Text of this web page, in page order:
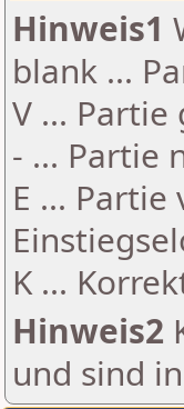
Hinweis1
blank ...
V ...
- ... Partie
E ...
K ...
Hinweis2
und sind